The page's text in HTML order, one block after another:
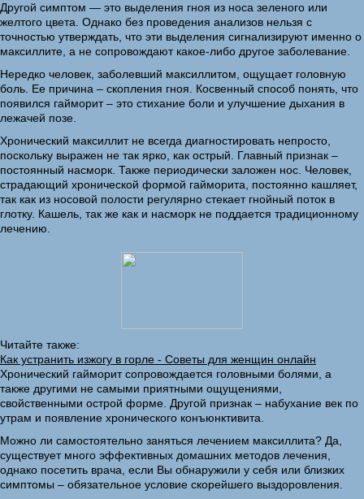
Другой симптом — это выделения гноя из носа зеленого или
желтого цвета. Однако без проведения анализов нельзя с
точностью утверждать, что эти выделения сигнализируют именно о
максиллите, а не сопровождают какое-либо другое заболевание.
Нередко человек, заболевший максиллитом, ощущает головную
боль. Ее причина – скопления гноя. Косвенный способ понять, что
появился гайморит – это стихание боли и улучшение дыхания в
лежачей позе.
Хронический максиллит не всегда диагностировать непросто,
поскольку выражен не так ярко, как острый. Главный признак –
постоянный насморк. Также периодически заложен нос. Человек,
страдающий хронической формой гайморита, постоянно кашляет,
так как из носовой полости регулярно стекает гнойный поток в
глотку. Кашель, так же как и насморк не поддается традиционному
лечению.
Читайте также:
Как устранить изжогу в горле - Советы для женщин онлайн
Хронический гайморит сопровождается головными болями, а
также другими не самыми приятными ощущениями,
свойственными острой форме. Другой признак – набухание век по
утрам и появление хронического конъюнктивита.
Можно ли самостоятельно заняться лечением максиллита? Да,
существует много эффективных домашних методов лечения,
однако посетить врача, если Вы обнаружили у себя или близких
симптомы – обязательное условие скорейшего выздоровления.